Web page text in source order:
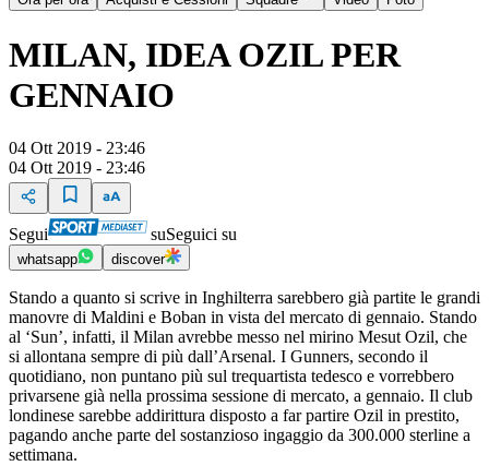
MILAN, IDEA OZIL PER
GENNAIO
04 Ott 2019 - 23:46
04 Ott 2019 - 23:46
Segui suSeguici su
whatsapp discover
Stando a quanto si scrive in Inghilterra sarebbero già partite le grandi
manovre di Maldini e Boban in vista del mercato di gennaio. Stando
al ‘Sun’, infatti, il Milan avrebbe messo nel mirino Mesut Ozil, che
si allontana sempre di più dall’Arsenal. I Gunners, secondo il
quotidiano, non puntano più sul trequartista tedesco e vorrebbero
privarsene già nella prossima sessione di mercato, a gennaio. Il club
londinese sarebbe addirittura disposto a far partire Ozil in prestito,
pagando anche parte del sostanzioso ingaggio da 300.000 sterline a
settimana.